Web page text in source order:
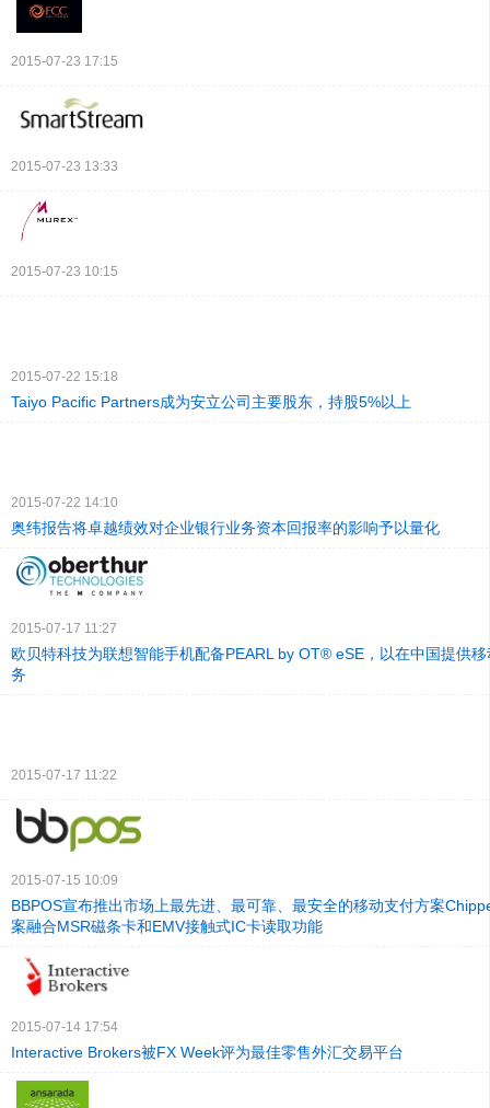
2015-07-23 17:15
2015-07-23 13:33
2015-07-23 10:15
2015-07-22 15:18
Taiyo Pacific Partners成为安立公司主要股东，持股5%以上
2015-07-22 14:10
奥纬报告将卓越绩效对企业银行业务资本回报率的影响予以量化
2015-07-17 11:27
欧贝特科技为联想智能手机配备PEARL by OT® eSE，以在中国提供
务
2015-07-17 11:22
2015-07-15 10:09
BBPOS宣布推出市场上最先进、最可靠、最安全的移动支付方案
案融合MSR磁条卡和EMV接触式IC卡读取功能
2015-07-14 17:54
Interactive Brokers被FX Week评为最佳零售外汇交易平台